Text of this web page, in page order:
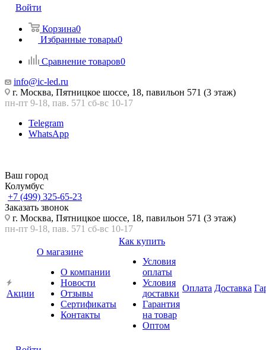
Войти
Корзина0
Избранные товары0
Сравнение товаров0
info@ic-led.ru
г. Москва, Пятницкое шоссе, 18, павильон 571 (3 этаж)
пн-пт 9-18, пав. 571 сб-вс 10-17
Telegram
WhatsApp
Ваш город
Колумбус
+7 (499) 325-65-23
Заказать звонок
г. Москва, Пятницкое шоссе, 18, павильон 571 (3 этаж)
пн-пт 9-18, пав. 571 сб-вс 10-17
Акции
О магазине
О компании
Новости
Отзывы
Сертификаты
Контакты
Как купить
Условия
оплаты
Условия
доставки
Гарантия
на товар
Оптом
Оплата Доставка